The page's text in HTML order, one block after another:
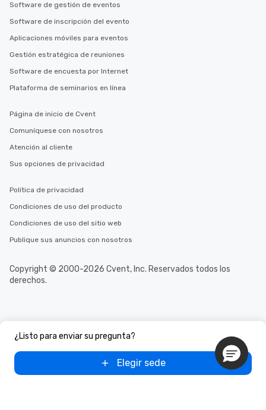
¿Listo para enviar su pregunta?
Elegir sede
Software de gestión de eventos
Software de inscripción del evento
Aplicaciones móviles para eventos
Gestión estratégica de reuniones
Software de encuesta por Internet
Plataforma de seminarios en línea
Página de inicio de Cvent
Comuníquese con nosotros
Atención al cliente
Sus opciones de privacidad
Política de privacidad
Condiciones de uso del producto
Condiciones de uso del sitio web
Publique sus anuncios con nosotros
Copyright © 2000-2026 Cvent, Inc. Reservados todos los
derechos.